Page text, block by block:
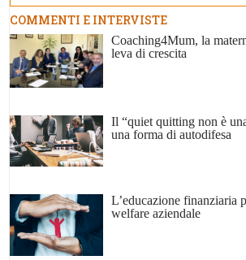
COMMENTI E INTERVISTE
Coaching4Mum, la
leva di crescita
Il “quiet quitting non è
una forma di autodifesa
L’educazione finanziaria
welfare aziendale